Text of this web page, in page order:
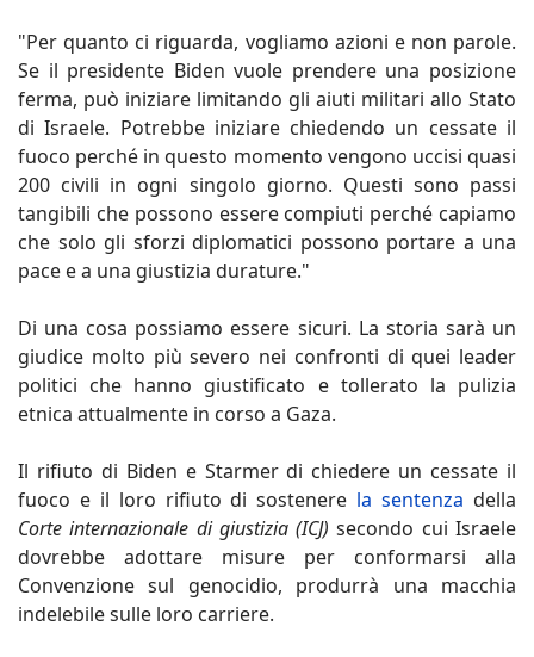
"Per quanto ci riguarda, vogliamo azioni e non parole.
Se il presidente Biden vuole prendere una posizione
ferma, può iniziare limitando gli aiuti militari allo Stato
di Israele. Potrebbe iniziare chiedendo un cessate il
fuoco perché in questo momento vengono uccisi quasi
200 civili in ogni singolo giorno. Questi sono passi
tangibili che possono essere compiuti perché capiamo
che solo gli sforzi diplomatici possono portare a una
pace e a una giustizia durature."
Di una cosa possiamo essere sicuri. La storia sarà un
giudice molto più severo nei confronti di quei leader
politici che hanno giustificato e tollerato la pulizia
etnica attualmente in corso a Gaza.
Il rifiuto di Biden e Starmer di chiedere un cessate il
fuoco e il loro rifiuto di sostenere la sentenzadella
Corte internazionale di giustizia (ICJ) secondo cui Israele
dovrebbe adottare misure per conformarsi alla
Convenzione sul genocidio, produrrà una macchia
indelebile sulle loro carriere.